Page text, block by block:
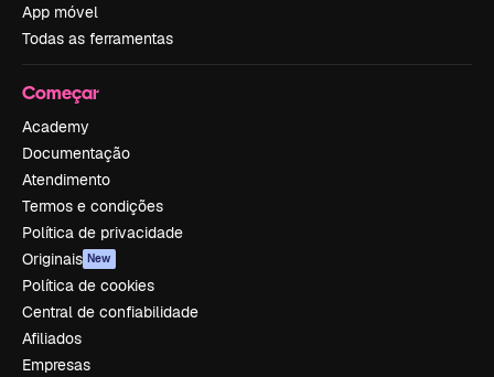
App móvel
Todas as ferramentas
Começar
Academy
Documentação
Atendimento
Termos e condições
Política de privacidade
Originais New
Política de cookies
Central de confiabilidade
Afiliados
Empresas